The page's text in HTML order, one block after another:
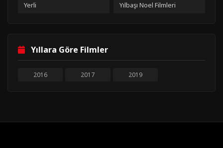
Yerli Yılbaşı Noel Filmleri
Yıllara Göre Filmler
2016 2017 2019